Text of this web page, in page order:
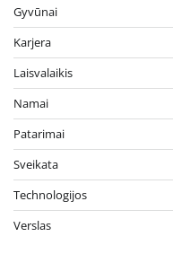
Gyvūnai
Karjera
Laisvalaikis
Namai
Patarimai
Sveikata
Technologijos
Verslas